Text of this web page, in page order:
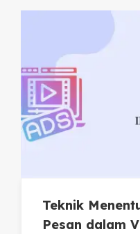
Teknik
Pesan dalam